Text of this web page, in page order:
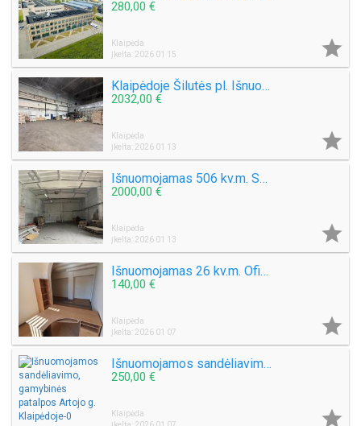
280,00 €
Klaipėda
Įkelta: 2026 01 15

Klaipėdoje Šilutės pl. Išnuomojamos 635 kv.m. ploto patalpos Sandėliavimui - Gamybai
2032,00 €
Klaipėda
Įkelta: 2026 01 13

Išnuomojamas 506 kv.m. Sandėlis Sandėlių g. Klaipėda
2000,00 €
Klaipėda
Įkelta: 2026 01 13

Išnuomojamas 26 kv.m. Ofisas P. Komunos g. Klaipėda. Kaina tik 140€
140,00 €
Klaipėda
Įkelta: 2026 01 07

Išnuomojamos sandėliavimo, gamybinės patalpos Artojo g. Klaipėdoje
250,00 €
Klaipėda
